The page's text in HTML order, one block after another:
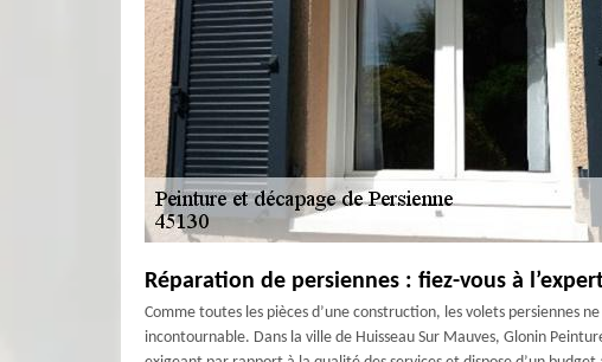
Réparation de persiennes : fiez-vous à
Comme toutes les pièces d’une construction, les volets persiennes
incontournable. Dans la ville de Huisseau Sur Mauves, Glonin